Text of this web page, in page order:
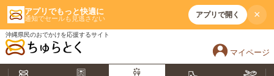
アプリでもっと快適に
通知でセールも見逃さない アプリで開く ×
沖縄県民のおでかけを応援するサイト
マイページ